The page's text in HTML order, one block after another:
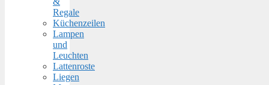
Regale
Küchenzeilen
Lampen
und
Leuchten
Lattenroste
Liegen